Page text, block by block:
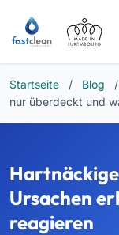
Startseite / Blog /
nur überdeckt und
Ursachen
reagieren